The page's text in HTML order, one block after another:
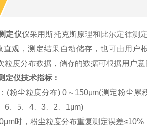
定仪仪采用斯托克斯原理和比尔定律测
直观，测定结果自动储存，也可由用户
粒度分布数据，储存的数据可根据用户
定仪技术指标：
(粉尘粒度分布) 0～150μm(测定粉尘累
6、5、4、3、2、1μm)
μm时，粉尘粒度分布重复测定误差≤10%